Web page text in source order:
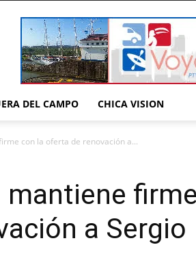
DEL CAMPO CHICA VISION
con la oferta de renovación a...
mantiene
a Sergio